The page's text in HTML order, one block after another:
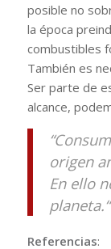
posible no
la época
combustibles
También es
Ser parte de
alcance,
origen
En ello
planeta.“
Referencias: